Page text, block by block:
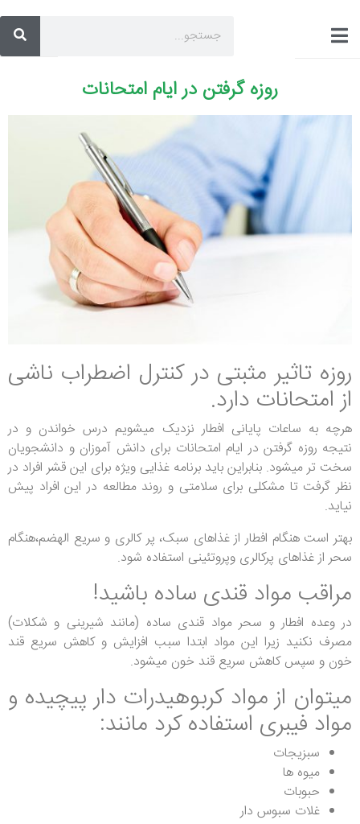
روزه گرفتن در ایام امتحانات
روزه تاثیر مثبتی در کنترل اضطراب ناشی
از امتحانات دارد.
هرچه به ساعات پایانی افطار نزدیک میشویم درس خواندن و در
نتیجه روزه گرفتن در ایام امتحانات برای دانش آموزان و دانشجویان
سخت تر میشود. بنابراین باید برنامه غذایی ویژه برای این قشر افراد در
نظر گرفت تا مشکلی برای سلامتی و روند مطالعه در این افراد پیش
نیاید.
بهتر است هنگام افطار از غذاهای سبک، پر کالری و سریع الهضم،هنگام
سحر از غذاهای پرکالری وپروتئینی استفاده شود.
مراقب مواد قندی ساده باشید!
در وعده افطار و سحر مواد قندی ساده (مانند شیرینی و شکلات)
مصرف نکنید زیرا این مواد ابتدا سبب افزایش و کاهش سریع قند
خون و سپس کاهش سریع قند خون میشود.
میتوان از مواد کربوهیدرات دار پیچیده و
مواد فیبری استفاده کرد مانند:
سبزیجات
میوه ها
حبوبات
غلات سبوس دار